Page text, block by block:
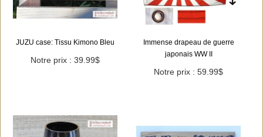
JUZU case: Tissu Kimono Bleu
Notre prix : 39.99$
Immense drapeau de guerre
japonais WW II
Notre prix : 59.99$